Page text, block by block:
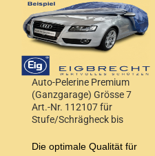
Auto-Pelerine Premium
(Ganzgarage) Grösse 7
Art.-Nr. 112107 für
Stufe/Schrägheck bis
Die optimale Qualität für